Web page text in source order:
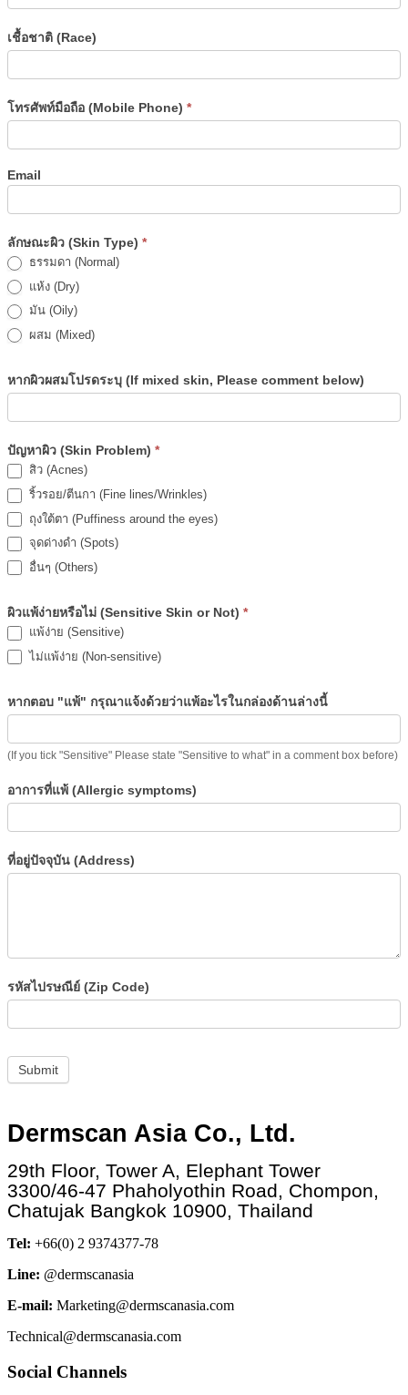
เชื้อชาติ (Race)
โทรศัพท์มือถือ (Mobile Phone) *
Email
ลักษณะผิว (Skin Type) *
ธรรมดา (Normal)
แห้ง (Dry)
มัน (Oily)
ผสม (Mixed)
หากผิวผสมโปรดระบุ (If mixed skin, Please comment below)
ปัญหาผิว (Skin Problem) *
สิว (Acnes)
ริ้วรอย/ตีนกา (Fine lines/Wrinkles)
ถุงใต้ตา (Puffiness around the eyes)
จุดด่างดำ (Spots)
อื่นๆ (Others)
ผิวแพ้ง่ายหรือไม่ (Sensitive Skin or Not) *
แพ้ง่าย (Sensitive)
ไม่แพ้ง่าย (Non-sensitive)
หากตอบ "แพ้" กรุณาแจ้งด้วยว่าแพ้อะไรในกล่องด้านล่างนี้
(If you tick "Sensitive" Please state "Sensitive to what" in a comment box before)
อาการที่แพ้ (Allergic symptoms)
ที่อยู่ปัจจุบัน (Address)
รหัสไปรษณีย์ (Zip Code)
Submit
Dermscan Asia Co., Ltd.
29th Floor, Tower A, Elephant Tower
3300/46-47 Phaholyothin Road, Chompon,
Chatujak Bangkok 10900, Thailand
Tel: +66(0) 2 9374377-78
Line: @dermscanasia
E-mail: Marketing@dermscanasia.com
Technical@dermscanasia.com
Social Channels